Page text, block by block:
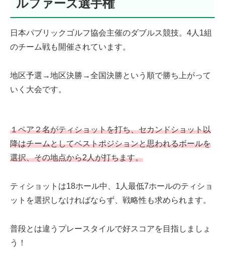
ルファーズ選手権
日本パブリックゴルフ協会主催のダブルス競技。4人1組
のチーム戦も開催されています。
地区予選→地区決勝→全国決勝という順で勝ち上がって
いく大会です。
１ペア２名がティショットを打ち、セカンドショット以
降はチームとしてベストポジションと思われるボールを
選択、その地点から2人が打ちます。
ティショットは18ホール中、1人最低7ホールのティショ
ットを選択しなければならず、戦略性も求められます。
普段とは違うプレースタイルで好スコアを目指しましょ
う！